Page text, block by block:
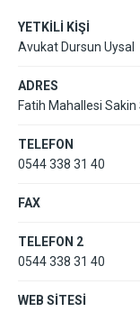
YETKİLİ KİŞİ
Avukat Dursun Uysal
ADRES
Fatih Mahallesi
TELEFON
0544 338 31 40
FAX
TELEFON 2
0544 338 31 40
WEB SİTESİ